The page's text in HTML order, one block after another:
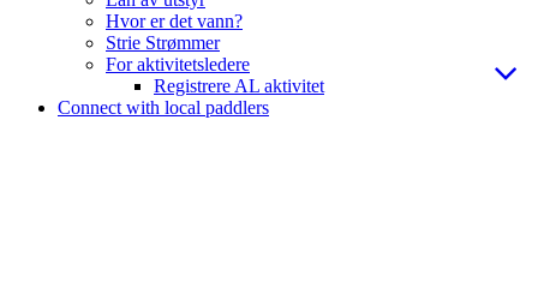
Hvor er det vann?
Strie Strømmer
For aktivitetsledere
Registrere AL aktivitet
Connect with local paddlers